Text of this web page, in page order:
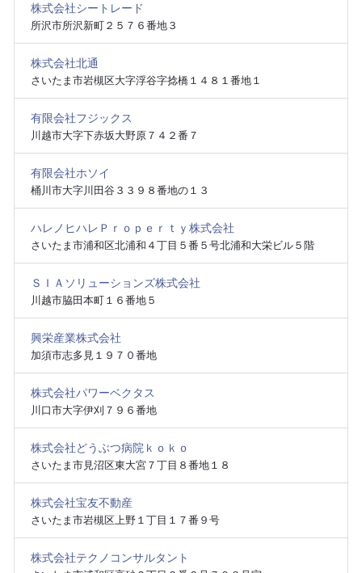
株式会社シートレード
所沢市所沢新町２５７６番地３
株式会社北通
さいたま市岩槻区大字浮谷字捻橋１４８１番地１
有限会社フジックス
川越市大字下赤坂大野原７４２番７
有限会社ホソイ
桶川市大字川田谷３３９８番地の１３
ハレノヒハレＰｒｏｐｅｒｔｙ株式会社
さいたま市浦和区北浦和４丁目５番５号北浦和大栄ビル５階
ＳＩＡソリューションズ株式会社
川越市脇田本町１６番地５
興栄産業株式会社
加須市志多見１９７０番地
株式会社パワーベクタス
川口市大字伊刈７９６番地
株式会社どうぶつ病院ｋｏｋｏ
さいたま市見沼区東大宮７丁目８番地１８
株式会社宝友不動産
さいたま市岩槻区上野１丁目１７番９号
株式会社テクノコンサルタント